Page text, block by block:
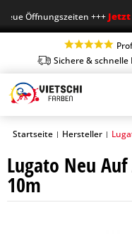
Öffnungszeiten +++Jetzt
Sichere & schnelle
Startseite | Hersteller |
Lugato Neu
10m